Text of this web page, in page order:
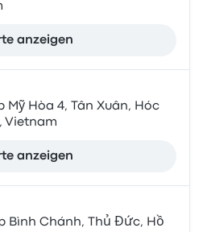
anzeigen
Mỹ Hòa 4, Tân Xuân, Hóc
Vietnam
anzeigen
Bình Chánh, Thủ Đức, Hồ